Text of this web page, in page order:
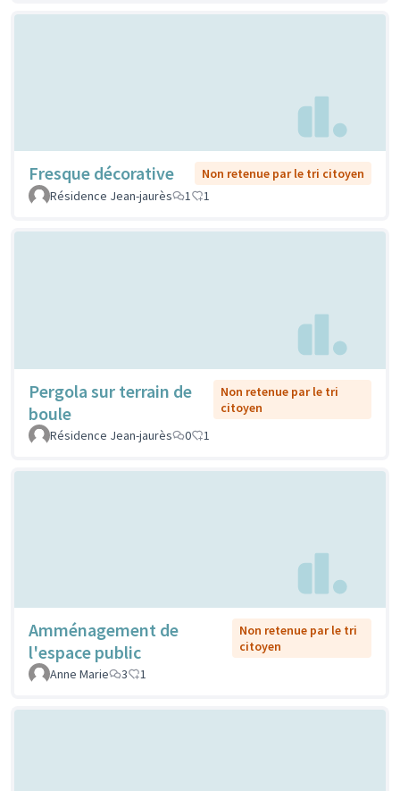
Fresque décorative
Non retenue par le tri citoyen
Résidence Jean-jaurès
1 1
Pergola sur terrain de
boule
Non retenue par le tri
citoyen
Résidence Jean-jaurès
0 1
Amménagement de
l'espace public
Non retenue par le tri
citoyen
Anne Marie
3 1